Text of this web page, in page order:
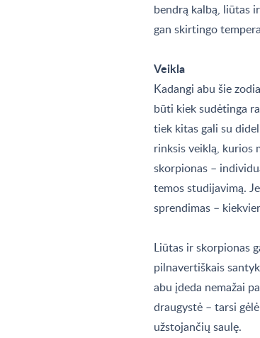
bendrą kalbą, liūtas
gan skirtingo
Veikla
Kadangi abu šie
būti kiek sudėtinga
tiek kitas gali su
rinksis veiklą, kurios
skorpionas –
temos studijavimą.
sprendimas –
Liūtas ir skorpionas
pilnavertiškais
abu įdeda nemažai
draugystė – tarsi
užstojančių saulę.